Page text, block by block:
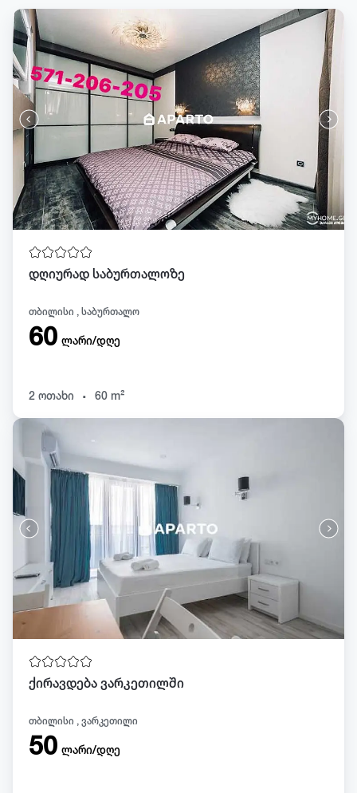
დღიურად საბურთალოზე
თბილისი , საბურთალო
60 ლარი/დღე
2 ოთახი . 60 m²
ქირავდება ვარკეთილში
თბილისი , ვარკეთილი
50 ლარი/დღე